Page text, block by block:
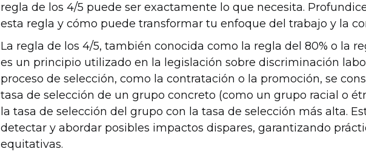
regla de los 4/5 puede ser exactamente lo que necesita.
esta regla y cómo puede transformar tu enfoque del trabajo y la
La regla de los 4/5, también conocida como la regla del 80% o la
es un principio utilizado en la legislación sobre discriminación
proceso de selección, como la contratación o la promoción, se
tasa de selección de un grupo concreto (como un grupo racial o
la tasa de selección del grupo con la tasa de selección más alta.
detectar y abordar posibles impactos dispares, garantizando
equitativas.